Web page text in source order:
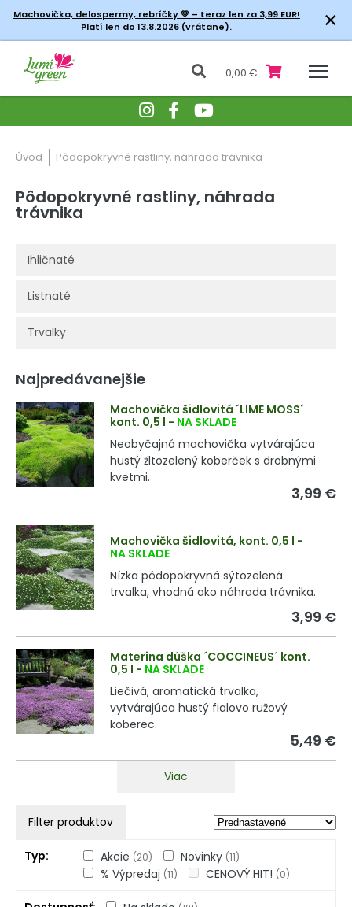
Machovička, delospermy, rebríčky💚 – teraz len za 3,99 EUR!
Platí len do 13.8.2026 (vrátane).
×
0,00 €
Úvod Pôdopokryvné rastliny, náhrada trávnika
Pôdopokryvné rastliny, náhrada
trávnika
Ihličnaté
Listnaté
Trvalky
Najpredávanejšie
Machovička šidlovitá ´LIME MOSS´
kont. 0,5 l - NA SKLADE
Neobyčajná machovička vytvárajúca
hustý žltozelený koberček s drobnými
kvetmi.
3,99 €
Machovička šidlovitá, kont. 0,5 l -
NA SKLADE
Nízka pôdopokryvná sýtozelená
trvalka, vhodná ako náhrada trávnika.
3,99 €
Materina dúška ´COCCINEUS´ kont.
0,5 l - NA SKLADE
Liečivá, aromatická trvalka,
vytvárajúca hustý fialovo ružový
koberec.
5,49 €
Viac
Filter produktov
Typ Akcie (20) Novinky (11)
% Výpredaj (11) CENOVÝ HIT! (0)